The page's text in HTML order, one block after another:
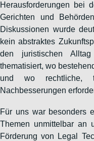
Herausforderungen bei
Gerichten und
Diskussionen wurde
kein abstraktes
den juristischen
thematisiert, wo
und wo rechtliche,
Nachbesserungen
Für uns war besonders
Themen unmittelbar an
Förderung von Legal